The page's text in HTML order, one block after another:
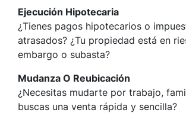
Ejecución Hipotecaria
¿Tienes pagos hipotecarios o
atrasados? ¿Tu propiedad está en
embargo o subasta?
Mudanza O Reubicación
¿Necesitas mudarte por trabajo,
buscas una venta rápida y sencilla?